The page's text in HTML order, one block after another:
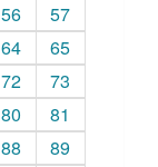
56
57
64
65
72
73
80
81
88
89